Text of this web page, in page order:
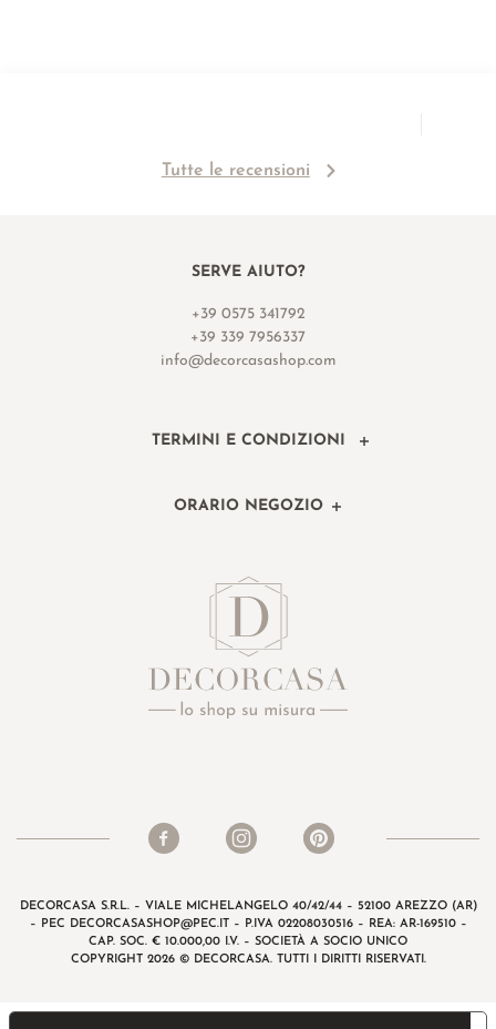
Tutte le recensioni
SERVE AIUTO?
+39 0575 341792
+39 339 7956337
info@decorcasashop.com
TERMINI E CONDIZIONI
ORARIO NEGOZIO
DECORCASA S.R.L. – VIALE MICHELANGELO 40/42/44 – 52100 AREZZO (AR)
– PEC DECORCASASHOP@PEC.IT– P.IVA 02208030516 – REA: AR-169510 –
CAP. SOC. € 10.000,00 I.V. – SOCIETÀ A SOCIO UNICO
COPYRIGHT 2026 © DECORCASA. TUTTI I DIRITTI RISERVATI.